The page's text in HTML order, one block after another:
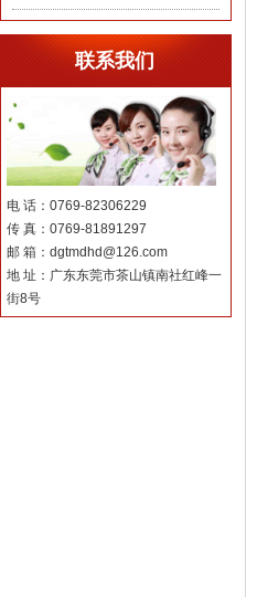
联系我们
电 话：0769-82306229
传 真：0769-81891297
邮 箱：dgtmdhd@126.com
地 址：广东东莞市茶山镇南社红峰一
街8号